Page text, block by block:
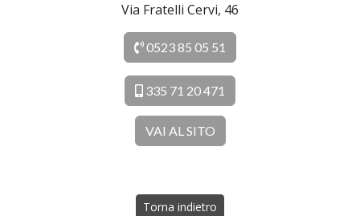
Via Fratelli Cervi, 46
0523 85 05 51
335 71 20 471
VAI AL SITO
Torna indietro